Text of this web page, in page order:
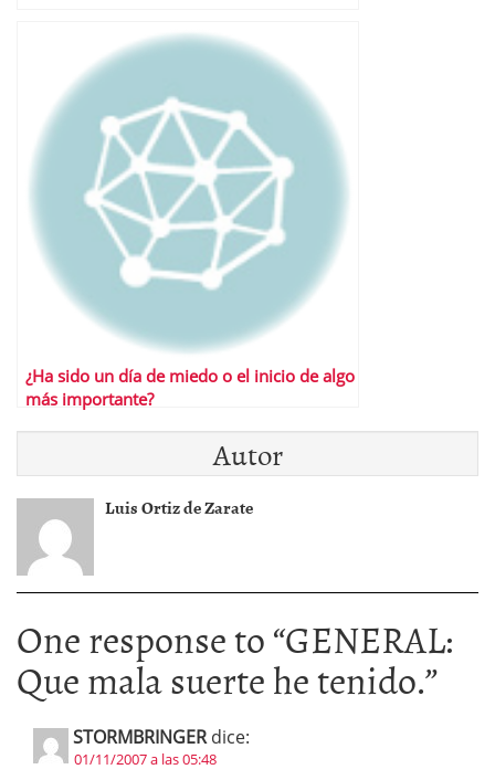
¿Ha sido un día de miedo o el inicio de algo
más importante?
Autor
Luis Ortiz de Zarate
One response to “GENERAL:
Que mala suerte he tenido.”
STORMBRINGER dice:
01/11/2007 a las 05:48